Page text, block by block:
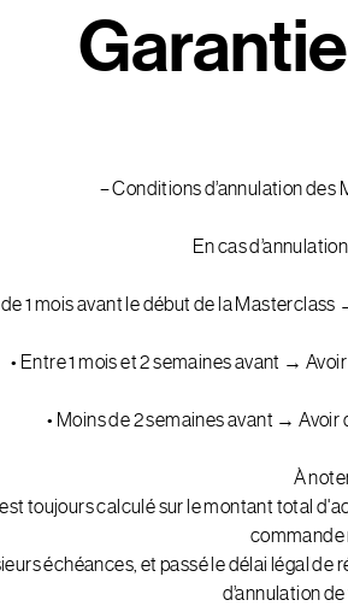
Garantie
– Conditions d’annulation des
En cas
de 1 mois avant le début de la
• Entre 1 mois et 2 semaines avant →
• Moins de 2 semaines avant →
À
toujours calculé sur le montant total
commande
échéances, et passé le délai légal
d’annulation